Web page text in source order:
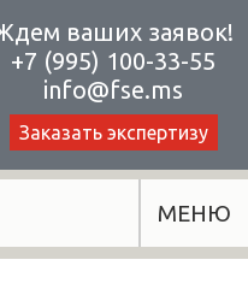
ваших заявок!
+7 (995) 100-33-55
info@fse.ms
Заказать экспертизу
МЕНЮ